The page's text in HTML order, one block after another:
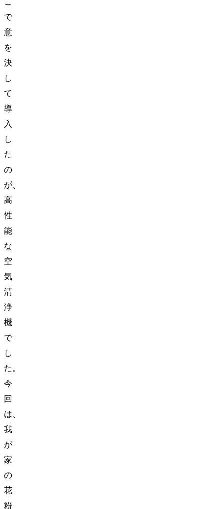
こ
で
意
を
決
し
て
導
入
し
た
の
が、
高
性
能
な
空
気
清
浄
機
で
し
た。
今
回
は、
我
が
家
の
花
粉